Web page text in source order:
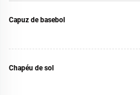
Capuz de basebol
Chapéu de sol